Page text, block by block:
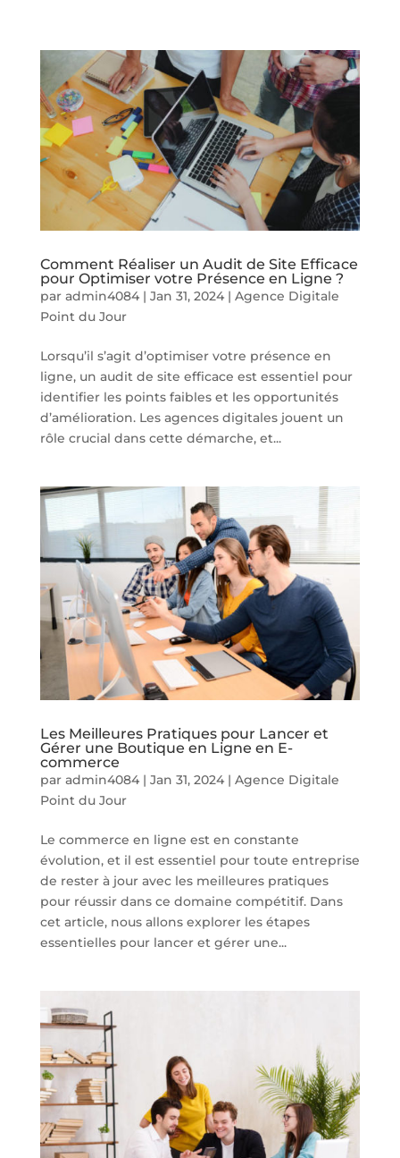
Comment Réaliser un Audit de Site Efficace
pour Optimiser votre Présence en Ligne ?
par admin4084| Jan 31, 2024| Agence Digitale
Point du Jour
Lorsqu’il s’agit d’optimiser votre présence en
ligne, un audit de site efficace est essentiel pour
identifier les points faibles et les opportunités
d’amélioration. Les agences digitales jouent un
rôle crucial dans cette démarche, et...
Les Meilleures Pratiques pour Lancer et
Gérer une Boutique en Ligne en E-
commerce
par admin4084| Jan 31, 2024| Agence Digitale
Point du Jour
Le commerce en ligne est en constante
évolution, et il est essentiel pour toute entreprise
de rester à jour avec les meilleures pratiques
pour réussir dans ce domaine compétitif. Dans
cet article, nous allons explorer les étapes
essentielles pour lancer et gérer une...